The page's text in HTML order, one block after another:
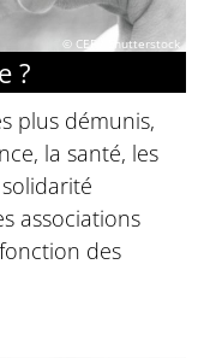
© CEF / Shutterstock
?
plus démunis,
la santé, les
associations
des